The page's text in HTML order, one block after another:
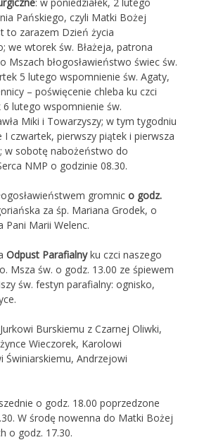
Pańskiego, czyli Matki Bożej
to zarazem Dzień życia
we wtorek św. Błażeja, patrona
Mszach błogosławieństwo świec św.
5 lutego wspomnienie św. Agaty,
– poświęcenie chleba ku czci
6 lutego wspomnienie św.
Miki i Towarzyszy; w tym tygodniu
I czwartek, pierwszy piątek i pierwsza
w sobotę nabożeństwo do
NMP o godzinie 08.30.
gromnic o godz.
za śp. Mariana Grodek, o
Pani Marii Welenc.
Odpust Parafialnyku czci naszego
Msza św. o godz. 13.00 ze śpiewem
św. festyn parafialny: ognisko,
Burskiemu z Czarnej Oliwki,
Wieczorek, Karolowi
Świniarskiemu, Andrzejowi
o godz. 18.00 poprzedzone
W środę nowenna do Matki Bożej
o godz. 17.30.